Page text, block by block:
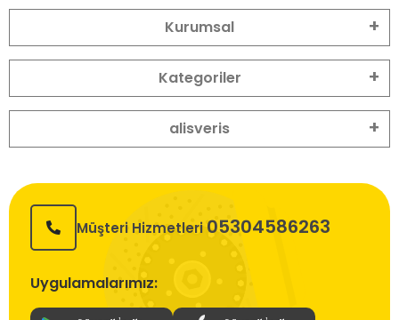
Kurumsal
Kategoriler
alisveris
Müşteri Hizmetleri 05304586263
Uygulamalarımız: